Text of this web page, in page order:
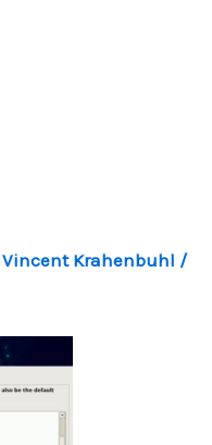
Vincent Krahenbuhl /